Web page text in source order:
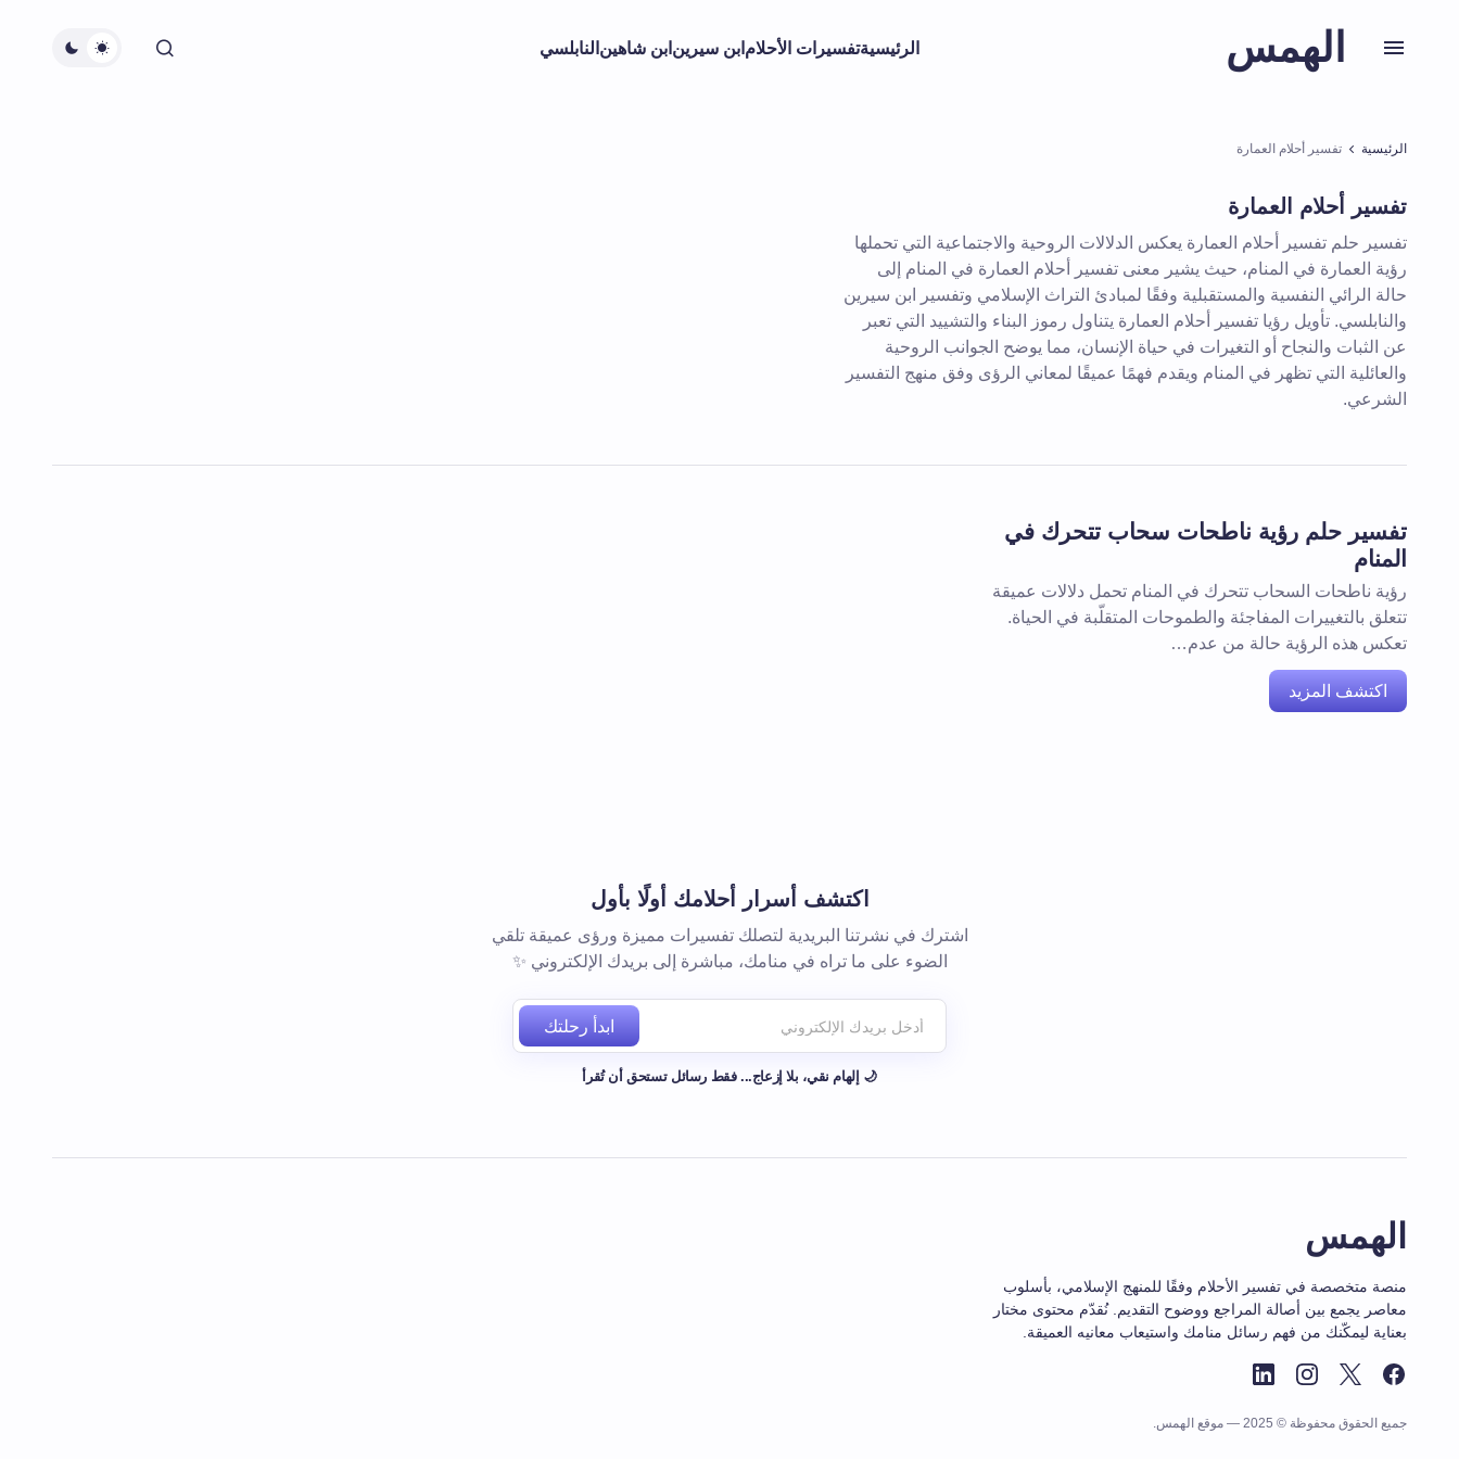
الهمس الرئيسيةتفسيرات الأحلام ابن سيرين ابن شاهين النابلسي
الرئيسية تفسير أحلام العمارة
تفسير أحلام العمارة
تفسير حلم تفسير أحلام العمارة يعكس الدلالات الروحية والاجتماعية التي تحملها
رؤية العمارة في المنام، حيث يشير معنى تفسير أحلام العمارة في المنام إلى
حالة الرائي النفسية والمستقبلية وفقًا لمبادئ التراث الإسلامي وتفسير ابن سيرين
والنابلسي. تأويل رؤيا تفسير أحلام العمارة يتناول رموز البناء والتشييد التي تعبر
عن الثبات والنجاح أو التغيرات في حياة الإنسان، مما يوضح الجوانب الروحية
والعائلية التي تظهر في المنام ويقدم فهمًا عميقًا لمعاني الرؤى وفق منهج التفسير
الشرعي.
تفسير حلم رؤية ناطحات سحاب تتحرك في
المنام
رؤية ناطحات السحاب تتحرك في المنام تحمل دلالات عميقة
تتعلق بالتغييرات المفاجئة والطموحات المتقلّبة في الحياة.
تعكس هذه الرؤية حالة من عدم…
اكتشف المزيد
اكتشف أسرار أحلامك أولًا بأول
اشترك في نشرتنا البريدية لتصلك تفسيرات مميزة ورؤى عميقة تلقي
الضوء على ما تراه في منامك، مباشرة إلى بريدك الإلكتروني ✨
ابدأ رحلتك
🌙 إلهام نقي، بلا إزعاج... فقط رسائل تستحق أن تُقرأ
الهمس
منصة متخصصة في تفسير الأحلام وفقًا للمنهج الإسلامي، بأسلوب
معاصر يجمع بين أصالة المراجع ووضوح التقديم. نُقدّم محتوى مختار
بعناية ليمكّنك من فهم رسائل منامك واستيعاب معانيه العميقة.
جميع الحقوق محفوظة © 2025 — موقع الهمس.